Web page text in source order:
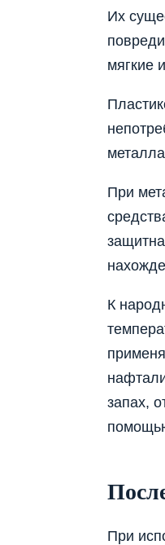
Их
мягкие
При
К
запах,
При